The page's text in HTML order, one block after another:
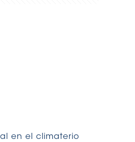
en el climaterio